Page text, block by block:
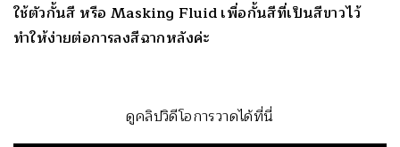
ใช้ตัวกั้นสี หรือ Masking Fluid เพื่อกั้นสีที่เป็นสีขาวไว้
ทำให้ง่ายต่อการลงสีฉากหลังค่ะ
ดูคลิปวิดีโอการวาดได้ที่นี่